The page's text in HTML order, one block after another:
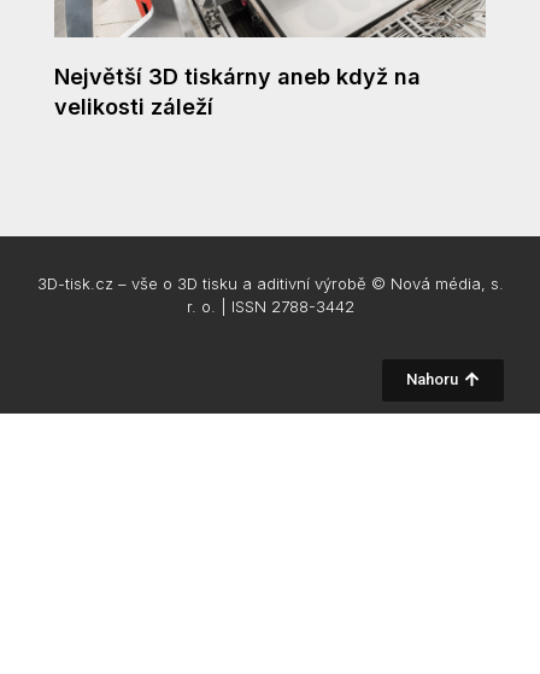
Největší 3D tiskárny aneb když na
velikosti záleží
3D-tisk.cz – vše o 3D tisku a aditivní výrobě © Nová média, s.
r. o. | ISSN 2788-3442
Nahoru